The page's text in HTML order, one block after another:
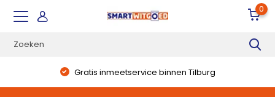
0
Gratis inmeetservice binnen Tilburg